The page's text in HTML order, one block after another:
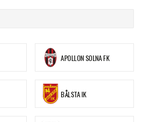
APOLLON SOLNA FK
BÅLSTA IK